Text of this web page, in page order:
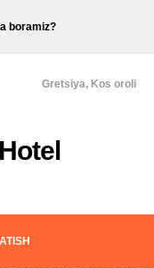
boramiz?
Gretsiya, Kos oroli